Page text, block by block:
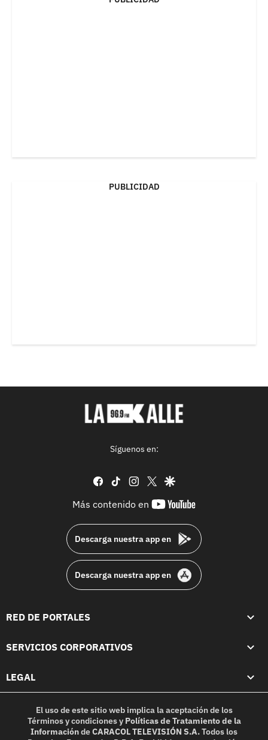
PUBLICIDAD
Síguenos en:
facebook
tiktok instagram
twittergoogle
Más contenido en
youtube-
Descarga nuestra app en
Descarga nuestra app en
RED DE PORTALES
SERVICIOS CORPORATIVOS
LEGAL
El uso de este sitio web implica la aceptación de los
Términos y condicionesy Políticas de Tratamiento de la
InformacióndeCARACOL TELEVISIÓN S.A.Todos los